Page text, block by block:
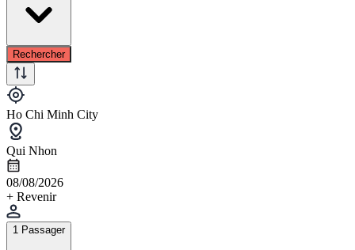
Rechercher
Ho Chi Minh City
Qui Nhon
08/08/2026
+ Revenir
1 Passager